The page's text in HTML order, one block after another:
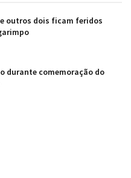
outros dois ficam feridos
durante comemoração do